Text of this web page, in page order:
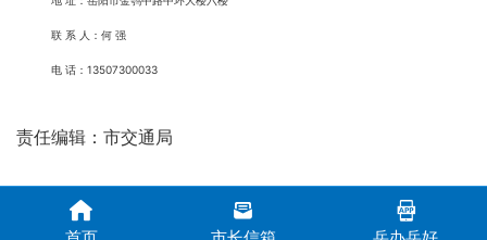
联 系 人：何 强
电 话：13507300033
责任编辑：市交通局